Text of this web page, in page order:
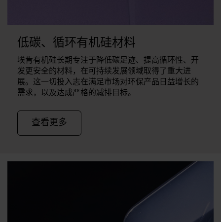
低碳、循环有机硅材料
埃肯有机硅长期专注于降低碳足迹、提高循环性、开
发更安全的材料，在可持续发展领域取得了重大进
展。这一切投入志在满足市场对环保产品日益增长的
需求，以及达成严格的减排目标。
查看更多